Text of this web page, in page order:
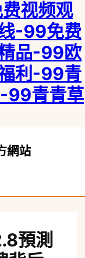
视频观
-99免费
品-99欧
利-99青
99青青草
網站
預測